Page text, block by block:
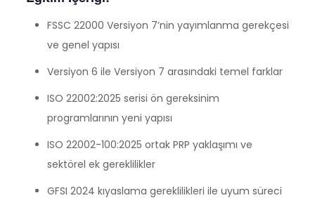
FSSC 22000 Versiyon 7’nin yayımlanma gerekçesi
ve genel yapısı
Versiyon 6 ile Versiyon 7 arasındaki temel farklar
ISO 22002:2025 serisi ön gereksinim
programlarının yeni yapısı
ISO 22002-100:2025 ortak PRP yaklaşımı ve
sektörel ek gereklilikler
GFSI 2024 kıyaslama gereklilikleri ile uyum süreci